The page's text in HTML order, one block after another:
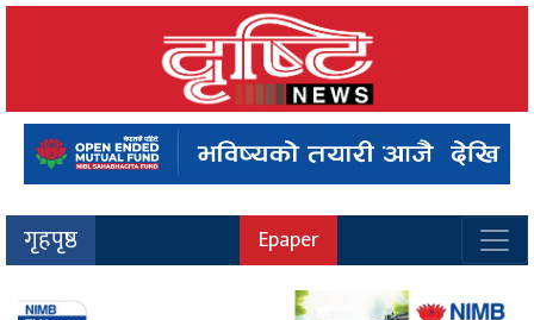
गृहपृष्ठ Epaper